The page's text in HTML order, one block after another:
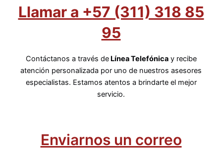
Llamar a +57 (311) 318 85
95
Contáctanos a través deLínea Telefónicay recibe
atención personalizada por uno de nuestros asesores
especialistas. Estamos atentos a brindarte el mejor
servicio.
Enviarnos un correo